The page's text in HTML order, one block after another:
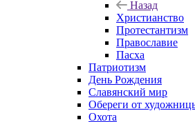
Назад
Христианство
Протестантизм
Православие
Пасха
Патриотизм
День Рождения
Славянский мир
Обереги от
Охота